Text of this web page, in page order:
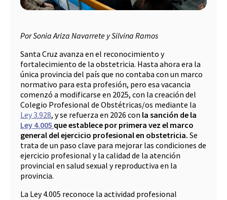
Por Sonia Ariza Navarrete y Silvina Ramos
Santa Cruz avanza en el reconocimiento y
fortalecimiento de la obstetricia. Hasta ahora era la
única provincia del país que no contaba con un marco
normativo para esta profesión, pero esa vacancia
comenzó a modificarse en 2025, con la creación del
Colegio Profesional de Obstétricas/os mediante la
Ley 3.928, y se refuerza en 2026 con la sanción de la
Ley 4.005 queestablece por primera vez el marco
general del ejercicio profesional en obstetricia. Se
trata de un paso clave para mejorar las condiciones de
ejercicio profesional y la calidad de la atención
provincial en salud sexual y reproductiva en la
provincia.
La Ley 4.005 reconoce la actividad profesional